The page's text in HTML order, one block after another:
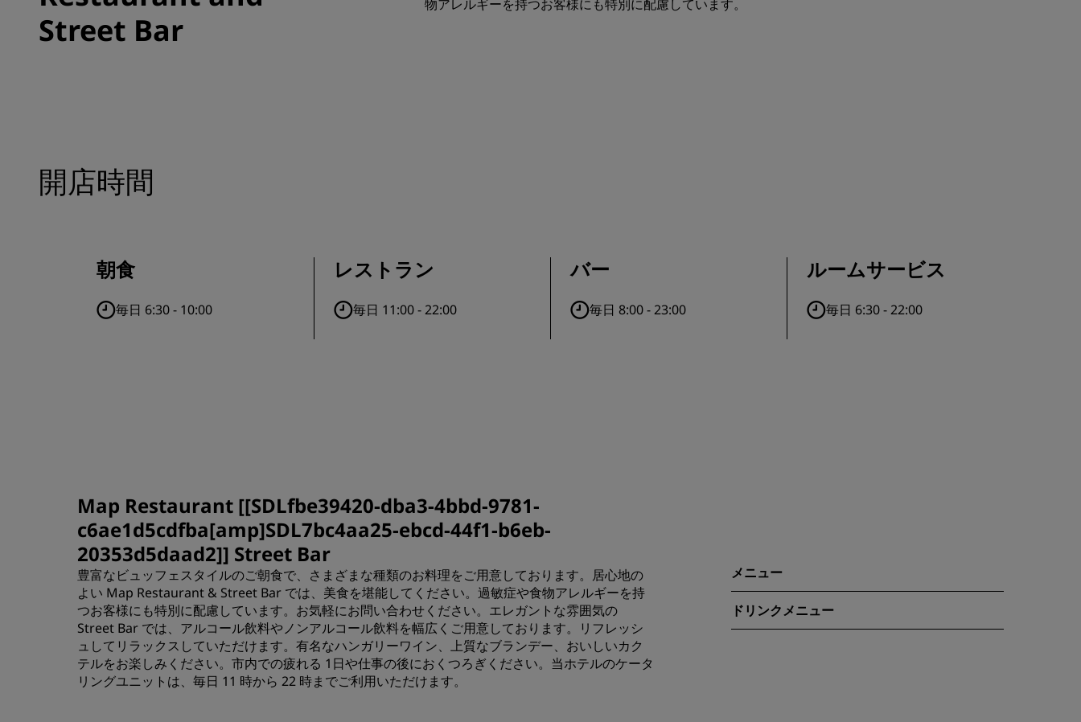
Street Bar
物アレルギーを持つお客様にも特別に配慮しています。
開店時間
朝食
毎日 6:30 - 10:00
レストラン
毎日 11:00 - 22:00
バー
毎日 8:00 - 23:00
ルームサービス
毎日 6:30 - 22:00
Map Restaurant [[SDLfbe39420-dba3-4bbd-9781-
c6ae1d5cdfba[amp]SDL7bc4aa25-ebcd-44f1-b6eb-
20353d5daad2]] Street Bar
豊富なビュッフェスタイルのご朝食で、さまざまな種類のお料理をご用意しております。居心地の
よい Map Restaurant & Street Bar では、美食を堪能してください。過敏症や食物アレルギーを持
つお客様にも特別に配慮しています。お気軽にお問い合わせください。エレガントな雰囲気の
Street Bar では、アルコール飲料やノンアルコール飲料を幅広くご用意しております。リフレッシ
ュしてリラックスしていただけます。有名なハンガリーワイン、上質なブランデー、おいしいカク
テルをお楽しみください。市内での疲れる 1日や仕事の後におくつろぎください。当ホテルのケータ
リングユニットは、毎日 11 時から 22 時までご利用いただけます。
メニュー
ドリンクメニュー